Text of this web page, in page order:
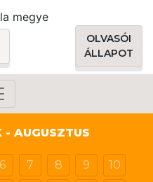
OLVASÓI
ÁLLAPOT
- AUGUSZTUS
6 7 8 9
10